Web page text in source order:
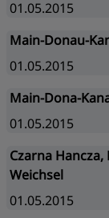
01.05.2015
Main-Donau-
01.05.2015
Main-Dona-
01.05.2015
Czarna
Weichsel
01.05.2015